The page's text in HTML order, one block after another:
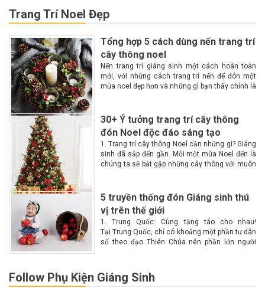
Trang Trí Noel Đẹp
Tổng hợp 5 cách dùng nến trang trí
cây thông noel
Nến trang trí giáng sinh một cách hoàn toàn
mới, với những cách trang trí nến để đón một
mùa noel đẹp hơn và những gì bạn thấy chính là
30+ Ý tưởng trang trí cây thông
đón Noel độc đáo sáng tạo
1. Trang trí cây thông Noel cần những gì? Giáng
sinh đã sắp đến gần. Mỗi một mùa Noel đến là
chúng ta sẽ bắt gặp những cây thông với muôn
5 truyền thống đón Giáng sinh thú
vị trên thế giới
1. Trung Quốc: Cùng tặng táo cho nhau!
Tại Trung Quốc, chỉ có khoảng một phần tư dân
số theo đạo Thiên Chúa nên phần lớn người
Follow Phụ Kiện Giáng Sinh